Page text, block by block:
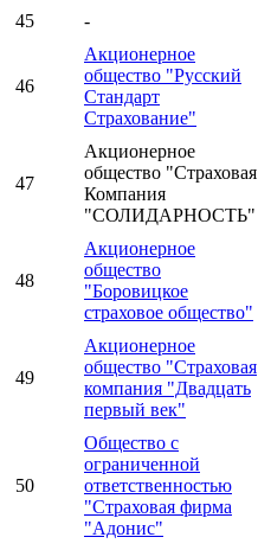
45 -
46
Акционерное
общество "Русский
Стандарт
Страхование"
47
Акционерное
общество "Страховая
Компания
"СОЛИДАРНОСТЬ"
48
Акционерное
общество
"Боровицкое
страховое общество"
49
Акционерное
общество "Страховая
компания "Двадцать
первый век"
50
Общество с
ограниченной
ответственностью
"Страховая фирма
"Адонис"